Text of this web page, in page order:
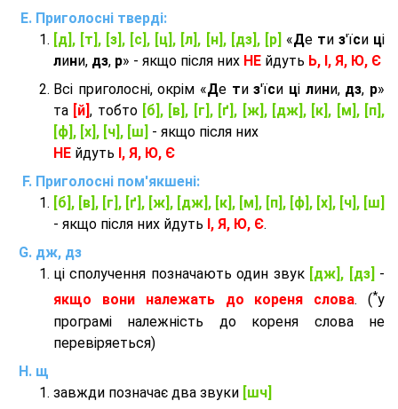
Приголосні тверді:
[д], [т], [з], [с], [ц], [л], [н], [дз], [р] «Де ти з'їси ці
лини, дз, р» - якщо після них НЕ йдуть Ь, І, Я, Ю, Є
Всі приголосні, окрім «Де тиз'їси ці лини, дз, р»
та [й], тобто [б], [в], [г], [ґ], [ж], [дж], [к], [м], [п],
[ф], [х], [ч], [ш] - якщо після них
НЕ йдуть І, Я, Ю, Є
Приголосні пом'якшені:
[б], [в], [г], [ґ], [ж], [дж], [к], [м], [п], [ф], [х], [ч], [ш]
- якщо після них йдуть І, Я, Ю, Є.
дж, дз
ці сполучення позначають один звук [дж], [дз] -
якщо вони належать до кореня слова. (*у
програмі належність до кореня слова не
перевіряеться)
щ
завжди позначає два звуки [шч]